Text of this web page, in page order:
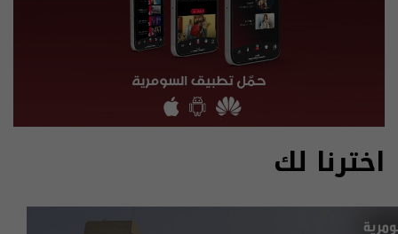
اخترنا لك